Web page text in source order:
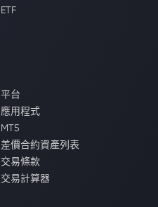
ETF
平台
應用程式
MT5
差價合約資產列表
交易條款
交易計算器